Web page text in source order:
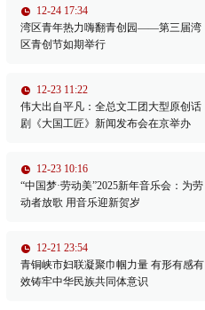
12-24 17:34
湾区青年热力嗨翻青创园——第三届湾
区青创节如期举行
12-23 11:22
伟大出自平凡：全总文工团大型原创话
剧《大国工匠》新闻发布会在京举办
12-23 10:16
“中国梦·劳动美”2025新年音乐会：为劳
动者放歌 用音乐迎新贺岁
12-21 23:54
青铜峡市妇联凝聚巾帼力量 有形有感有
效铸牢中华民族共同体意识